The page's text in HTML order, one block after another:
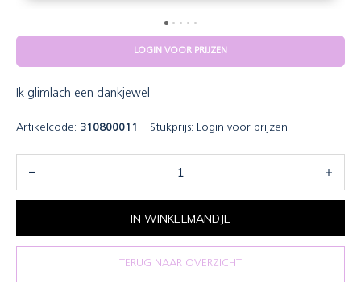
LOGIN VOOR PRIJZEN
Ik glimlach een dankjewel
Artikelcode: 310800011 Stukprijs: Login voor prijzen
IN WINKELMANDJE
TERUG NAAR OVERZICHT